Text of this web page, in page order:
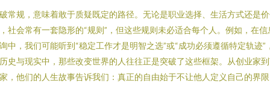
常规，意味着敢于质疑既定的路径。无论是职业选择、生活方式还是
社会常有一套隐形的“规则”，但这些规则未必适合每个人。例如，在信
中，我们可能听到“稳定工作才是明智之选”或“成功必须遵循特定轨迹”
史与现实中，那些改变世界的人往往正是突破了这些框架。从创业家
，他们的人生故事告诉我们：真正的自由始于不让他人定义自己的界